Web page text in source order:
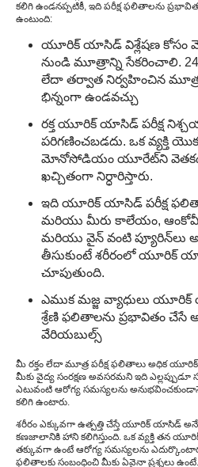
కలిగి ఉండనప్పటికీ, ఇది పరీక్ష ఫలితాలను
ఉంటుంది:
యూరిక్ యాసిడ్ విశ్లేషణ కోసం
నుండి మూత్రాన్ని సేకరించాలి.
లేదా తర్వాత నిర్వహించిన మూత్ర
భిన్నంగా ఉండవచ్చు
రక్త యూరిక్ యాసిడ్ పరీక్ష
పరిగణించబడదు. ఒక వ్యక్తి
మోనోసోడియం యూరేట్‌ని
ఖచ్చితంగా నిర్ధారిస్తారు.
ఇది యూరిక్ యాసిడ్ పరీక్ష
మరియు మీరు కాలేయం,
మరియు వైన్ వంటి ప్యూరిన్‌లు
తీసుకుంటే శరీరంలో యూరిక్
చూపుతుంది.
ఎముక మజ్జ వ్యాధులు
శ్రేణి ఫలితాలను ప్రభావితం చేసే
వేరియబుల్స్
మీ రక్తం లేదా మూత్ర పరీక్ష ఫలితాలు అధిక
మీకు వైద్య సంరక్షణ అవసరమని ఇది ఎల్లప్పుడూ
ఎటువంటి ఆరోగ్య సమస్యలను
కలిగి ఉంటారు.
శరీరం ఎక్కువగా ఉత్పత్తి చేస్తే యూరిక్ యాసిడ్ అనే
కణజాలానికి హాని కలిగిస్తుంది. ఒక వ్యక్తి తన
తక్కువగా ఉంటే ఆరోగ్య సమస్యలను
ఫలితాలకు సంబంధించి మీకు ఏవైనా ప్రశ్నలు